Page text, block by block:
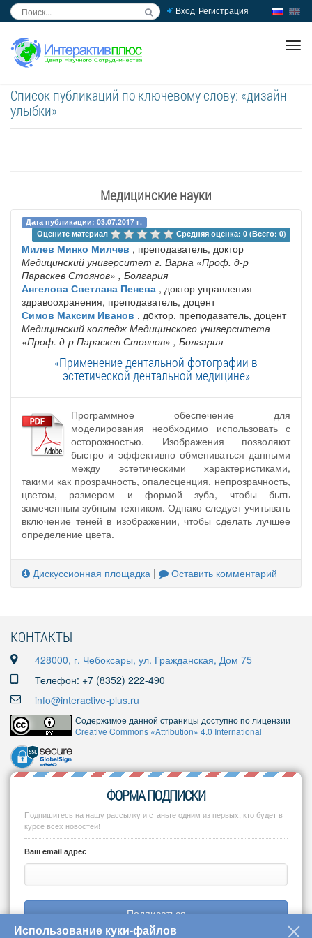
Вход Регистрация
Список публикаций по ключевому слову: «дизайн
улыбки»
Медицинские науки
Дата публикации: 03.07.2017 г.
Оцените материал
Средняя оценка: 0 (Всего: 0)
Милев Минко Милчев , преподаватель, доктор
Медицинский университет г. Варна «Проф. д-р
Параскев Стоянов» , Болгария
Ангелова Светлана Пенева , доктор управления
здравоохранения, преподаватель, доцент
Симов Максим Иванов , дoктор, преподаватель, доцент
Медицинский колледж Медицинского университета
«Проф. д-р Параскев Стоянов» , Болгария
«Применение дентальной фотографии в
эстетической дентальной медицине»
Программное обеспечение для
моделирования необходимо использовать с
осторожностью. Изображения позволяют
быстро и эффективно обмениваться данными
между эстетическими характеристиками,
такими как прозрачность, опалесценция, непрозрачность,
цветом, размером и формой зуба, чтобы быть
замеченным зубным техником. Однако следует учитывать
включение теней в изображении, чтобы сделать лучшее
определение цвета.
Дискуссионная площадка | Оставить комментарий
КОНТАКТЫ
428000, г. Чебоксары, ул. Гражданская, Дом 75
Телефон: +7 (8352) 222-490
info@interactive-plus.ru
Содержимое данной страницы доступно по лицензии
Creative Commons «Attribution» 4.0 International
ФОРМА ПОДПИСКИ
Подпишитесь на нашу рассылку и станьте одним из первых, кто будет в
курсе всех новостей!
Ваш email адрес
Подписаться
Использование куки-файлов